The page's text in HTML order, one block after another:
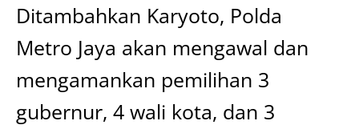
Ditambahkan Karyoto, Polda
Metro Jaya akan mengawal dan
mengamankan pemilihan 3
gubernur, 4 wali kota, dan 3